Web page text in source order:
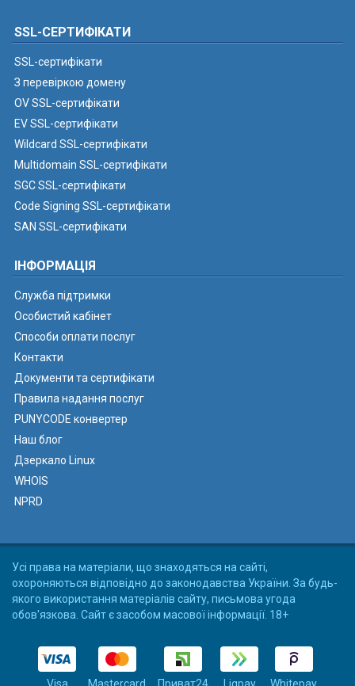
SSL-СЕРТИФІКАТИ
SSL-сертифікати
З перевіркою домену
OV SSL-сертифікати
EV SSL-сертифікати
Wildcard SSL-сертифікати
Multidomain SSL-сертифікати
SGC SSL-сертифікати
Code Signing SSL-сертифікати
SAN SSL-сертифікати
ІНФОРМАЦІЯ
Служба підтримки
Особистий кабінет
Способи оплати послуг
Контакти
Документи та сертифікати
Правила надання послуг
PUNYCODE конвертер
Наш блог
Дзеркало Linux
WHOIS
NPRD
Усі права на матеріали, що знаходяться на сайті,
охороняються відповідно до законодавства України. За будь-
якого використання матеріалів сайту, письмова угода
обов'язкова. Сайт є засобом масової інформації. 18+